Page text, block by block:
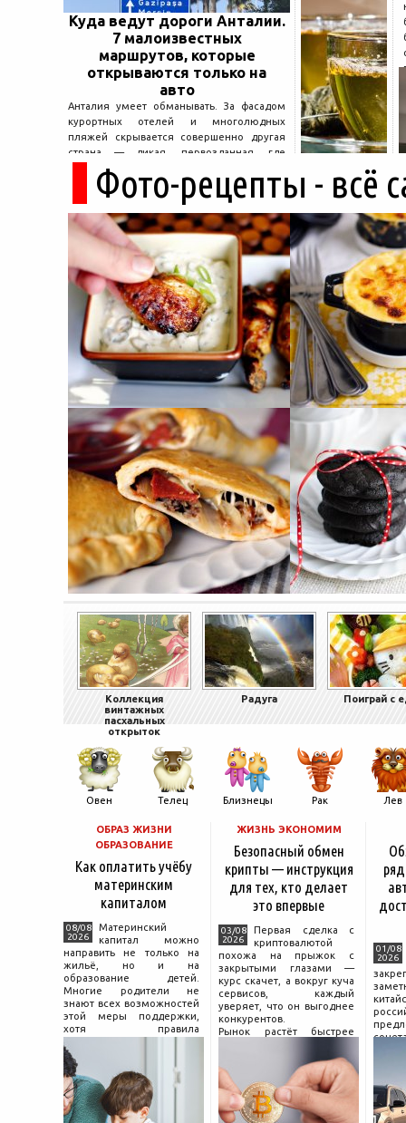
Куда ведут дороги Анталии.
7 малоизвестных
маршрутов, которые
открываются только на
авто
Анталия умеет обманывать. За фасадом
курортных отелей и многолюдных
пляжей скрывается совершенно другая
страна — дикая, первозданная, где
древние руины дремлют в тени кедров, а
горные дороги ведут к местам, о которых
не расскажет ни один автобусный гид....
Фото-рецепты - всё
Коллекция
винтажных
пасхальных
открыток
Радуга Поиграй с
Овен Телец Близнецы Рак Лев
ОБРАЗ ЖИЗНИ
ОБРАЗОВАНИЕ
Как оплатить учёбу
материнским
капиталом
08/08
2026
Материнский
капитал можно
направить не только на
жильё, но и на
образование детей.
Многие родители не
знают всех возможностей
этой меры поддержки,
хотя правила
учёбу довольно понятны,
если разобраться в них
заранее и подготовить
ЖИЗНЬ ЭКОНОМИМ
Безопасный обмен
крипты — инструкция
для тех, кто делает
это впервые
03/08
2026
Первая сделка с
криптовалютой
похожа на прыжок с
закрытыми глазами —
курс скачет, а вокруг куча
сервисов, каждый
уверяет, что он выгоднее
конкурентов.
Рынок растёт быстрее
поведения на нём.
Петербургские
криптообменники,
московские
01/08
2026